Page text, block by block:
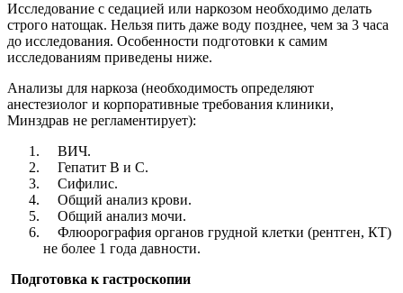
Исследование с седацией или наркозом необходимо делать
строго натощак. Нельзя пить даже воду позднее, чем за 3 часа
до исследования. Особенности подготовки к самим
исследованиям приведены ниже.
Анализы для наркоза (необходимость определяют
анестезиолог и корпоративные требования клиники,
Минздрав не регламентирует):
ВИЧ.
Гепатит В и С.
Сифилис.
Общий анализ крови.
Общий анализ мочи.
Флюорография органов грудной клетки (рентген, КТ)
не более 1 года давности.
Подготовка к гастроскопии